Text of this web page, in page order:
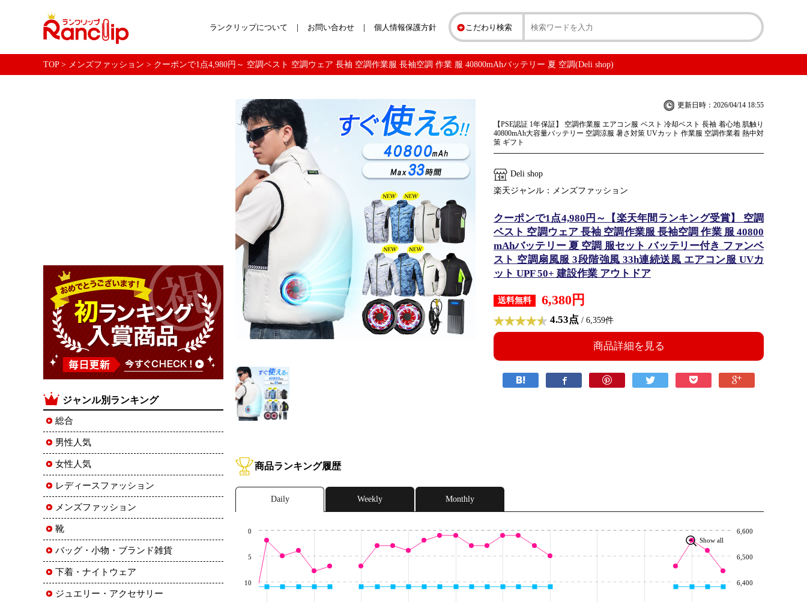
こだわり検索
ランクリップについて お問い合わせ 個人情報保護方針
TOP> メンズファッション > クーポンで1点4,980円～ 空調ベスト 空調ウェア 長袖 空調作業服 長袖空調 作業 服 40800mAhバッテリー 夏 空調(Deli shop)
更新日時：2026/04/14 18:55
【PSE認証 1年保証】 空調作業服 エアコン服 ベスト 冷却ベスト 長袖 着心地 肌触り
40800mAh大容量バッテリー 空調涼服 暑さ対策 UVカット 作業服 空調作業着 熱中対
策 ギフト
Deli shop
楽天ジャンル：メンズファッション
クーポンで1点4,980円～【楽天年間ランキング受賞】 空調
ベスト 空調ウェア 長袖 空調作業服 長袖空調 作業 服 40800
mAhバッテリー 夏 空調 服セット バッテリー付き ファンベ
スト 空調扇風服 3段階強風 33h連続送風 エアコン服 UVカ
ット UPF 50+ 建設作業 アウトドア
送料無料 6,380円
4.53点 / 6,359件
商品詳細を見る
商品ランキング履歴
Daily Weekly Monthly
0
5
10 6,400
6,500
6,600
Show all
ジャンル別ランキング
総合
男性人気
女性人気
レディースファッション
メンズファッション
靴
バッグ・小物・ブランド雑貨
下着・ナイトウェア
ジュエリー・アクセサリー